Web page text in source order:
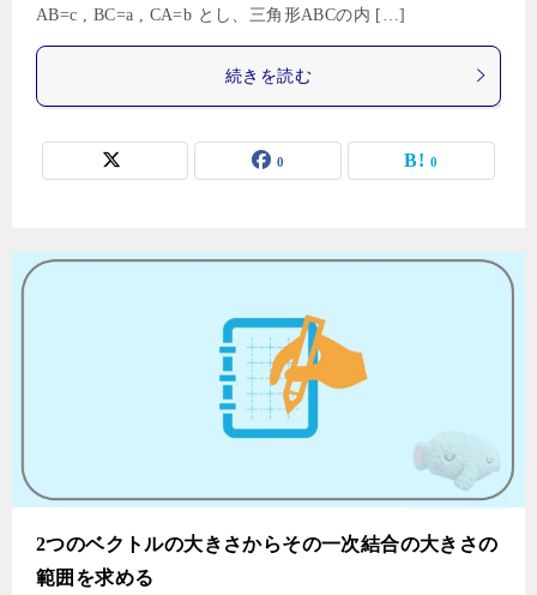
AB=c , BC=a , CA=b とし、三角形ABCの内 […]
続きを読む
0 0
2つのベクトルの大きさからその一次結合の大きさの
範囲を求める